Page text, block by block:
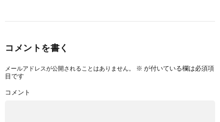
コメントを書く
メールアドレスが公開されることはありません。 ※ が付いている欄は必須項
目です
コメント